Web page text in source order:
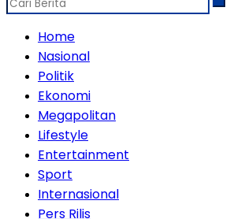
Home
Nasional
Politik
Ekonomi
Megapolitan
Lifestyle
Entertainment
Sport
Internasional
Pers Rilis